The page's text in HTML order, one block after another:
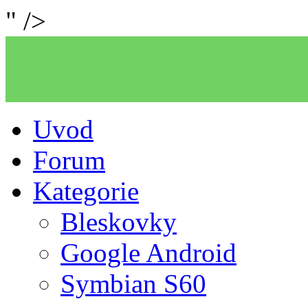
" />
Uvod
Forum
Kategorie
Bleskovky
Google Android
Symbian S60